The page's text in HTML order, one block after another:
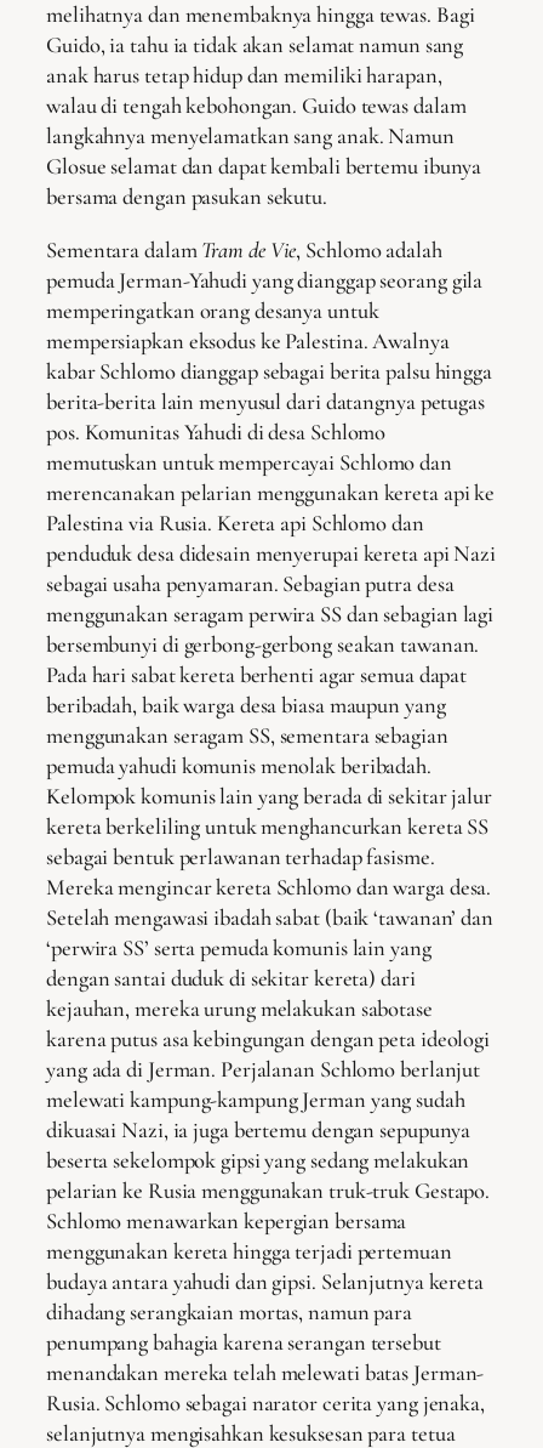
melihatnya dan menembaknya hingga tewas. Bagi
Guido, ia tahu ia tidak akan selamat namun sang
anak harus tetap hidup dan memiliki harapan,
walau di tengah kebohongan. Guido tewas dalam
langkahnya menyelamatkan sang anak. Namun
Glosue selamat dan dapat kembali bertemu ibunya
bersama dengan pasukan sekutu.
Sementara dalamTram de Vie, Schlomo adalah
pemuda Jerman-Yahudi yang dianggap seorang gila
memperingatkan orang desanya untuk
mempersiapkan eksodus ke Palestina. Awalnya
kabar Schlomo dianggap sebagai berita palsu hingga
berita-berita lain menyusul dari datangnya petugas
pos. Komunitas Yahudi di desa Schlomo
memutuskan untuk mempercayai Schlomo dan
merencanakan pelarian menggunakan kereta api ke
Palestina via Rusia. Kereta api Schlomo dan
penduduk desa didesain menyerupai kereta api Nazi
sebagai usaha penyamaran. Sebagian putra desa
menggunakan seragam perwira SS dan sebagian lagi
bersembunyi di gerbong-gerbong seakan tawanan.
Pada hari sabat kereta berhenti agar semua dapat
beribadah, baik warga desa biasa maupun yang
menggunakan seragam SS, sementara sebagian
pemuda yahudi komunis menolak beribadah.
Kelompok komunis lain yang berada di sekitar jalur
kereta berkeliling untuk menghancurkan kereta SS
sebagai bentuk perlawanan terhadap fasisme.
Mereka mengincar kereta Schlomo dan warga desa.
Setelah mengawasi ibadah sabat (baik ‘tawanan’ dan
‘perwira SS’ serta pemuda komunis lain yang
dengan santai duduk di sekitar kereta) dari
kejauhan, mereka urung melakukan sabotase
karena putus asa kebingungan dengan peta ideologi
yang ada di Jerman. Perjalanan Schlomo berlanjut
melewati kampung-kampung Jerman yang sudah
dikuasai Nazi, ia juga bertemu dengan sepupunya
beserta sekelompok gipsi yang sedang melakukan
pelarian ke Rusia menggunakan truk-truk Gestapo.
Schlomo menawarkan kepergian bersama
menggunakan kereta hingga terjadi pertemuan
budaya antara yahudi dan gipsi. Selanjutnya kereta
dihadang serangkaian mortas, namun para
penumpang bahagia karena serangan tersebut
menandakan mereka telah melewati batas Jerman-
Rusia. Schlomo sebagai narator cerita yang jenaka,
selanjutnya mengisahkan kesuksesan para tetua